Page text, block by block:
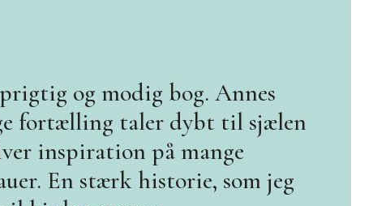
og modig bog. Annes
fortælling taler dybt til sjælen
inspiration på mange
En stærk historie, som jeg